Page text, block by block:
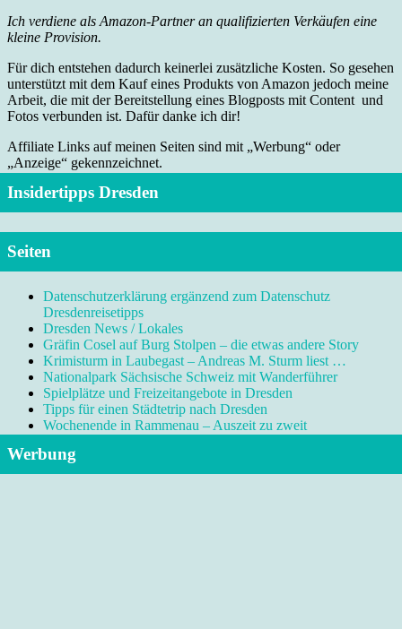
Ich verdiene als Amazon-Partner an qualifizierten Verkäufen eine
kleine Provision.
Für dich entstehen dadurch keinerlei zusätzliche Kosten. So gesehen
unterstützt mit dem Kauf eines Produkts von Amazon jedoch meine
Arbeit, die mit der Bereitstellung eines Blogposts mit Content und
Fotos verbunden ist. Dafür danke ich dir!
Affiliate Links auf meinen Seiten sind mit „Werbung“ oder
„Anzeige“ gekennzeichnet.
Insidertipps Dresden
Seiten
Datenschutzerklärung ergänzend zum Datenschutz
Dresdenreisetipps
Dresden News / Lokales
Gräfin Cosel auf Burg Stolpen – die etwas andere Story
Krimisturm in Laubegast – Andreas M. Sturm liest …
Nationalpark Sächsische Schweiz mit Wanderführer
Spielplätze und Freizeitangebote in Dresden
Tipps für einen Städtetrip nach Dresden
Wochenende in Rammenau – Auszeit zu zweit
Werbung